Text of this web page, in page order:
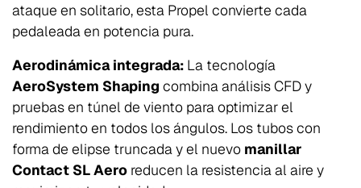
ataque en solitario, esta Propel convierte cada
pedaleada en potencia pura.
Aerodinámica integrada: La tecnología
AeroSystem Shaping combina análisis CFD y
pruebas en túnel de viento para optimizar el
rendimiento en todos los ángulos. Los tubos con
forma de elipse truncada y el nuevo manillar
Contact SL Aero reducen la resistencia al aire y